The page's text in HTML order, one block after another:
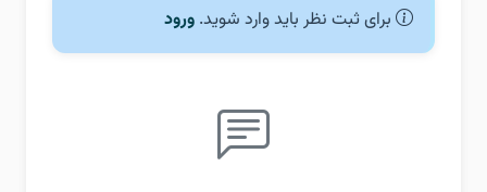
برای ثبت نظر باید وارد شوید. ورود